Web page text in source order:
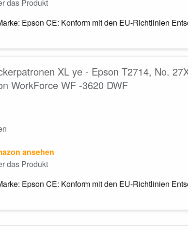
das Produkt
Epson CE: Konform mit den EU-Richtlinien
XL ye - Epson T2714, No.
WorkForce WF -3620 DWF
ansehen
das Produkt
Epson CE: Konform mit den EU-Richtlinien